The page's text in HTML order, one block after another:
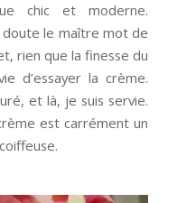
chic et moderne.
doute le maître mot de
rien que la finesse du
d’essayer la crème.
et là, je suis servie.
est carrément un